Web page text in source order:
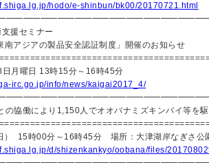
hodo/e-shinbun/bk00/20170721.html
援セミナー
アジアの製品安全認証制度」開催のお知らせ
月曜日 13時15分～16時45分
irc.go.jp/info/news/kaigai2017_4/
の協働により1,150人でオオバナミズキンバイ等を
） 15時00分～16時45分 場所：大津湖岸なぎさ公
d/shizenkankyo/oobana/files/